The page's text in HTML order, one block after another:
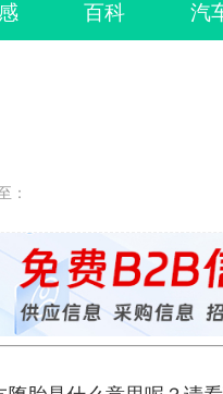
百科 汽
：